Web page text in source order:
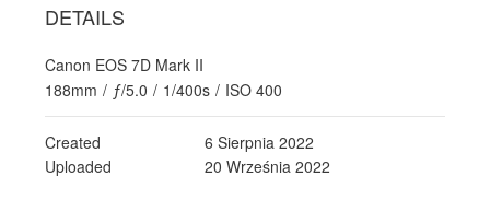
DETAILS
Canon EOS 7D Mark II
188mm / ƒ/5.0 / 1/400s / ISO 400
Created
6 Sierpnia 2022
Uploaded
20 Września 2022